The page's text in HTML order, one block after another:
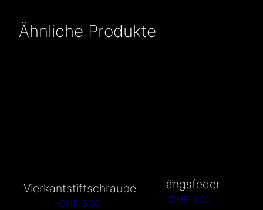
Ähnliche Produkte
Vierkantstiftschraube
CHF 3.00
Längsfeder
CHF 4.00